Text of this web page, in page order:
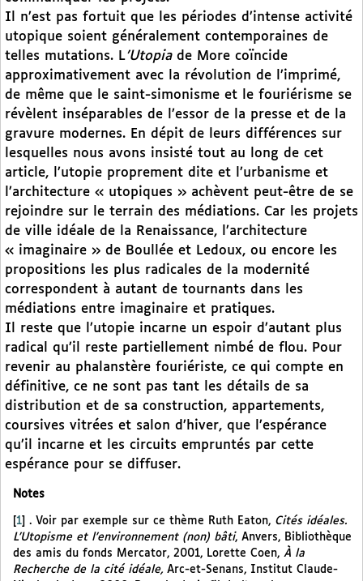
Il n’est pas fortuit que les périodes d’intense activité
utopique soient généralement contemporaines de
telles mutations. L’Utopiade More coïncide
approximativement avec la révolution de l’imprimé,
de même que le saint-simonisme et le fouriérisme se
révèlent inséparables de l’essor de la presse et de la
gravure modernes. En dépit de leurs différences sur
lesquelles nous avons insisté tout au long de cet
article, l’utopie proprement dite et l’urbanisme et
l’architecture « utopiques » achèvent peut-être de se
rejoindre sur le terrain des médiations. Car les projets
de ville idéale de la Renaissance, l’architecture
« imaginaire » de Boullée et Ledoux, ou encore les
propositions les plus radicales de la modernité
correspondent à autant de tournants dans les
médiations entre imaginaire et pratiques.
Il reste que l’utopie incarne un espoir d’autant plus
radical qu’il reste partiellement nimbé de flou. Pour
revenir au phalanstère fouriériste, ce qui compte en
définitive, ce ne sont pas tant les détails de sa
distribution et de sa construction, appartements,
coursives vitrées et salon d’hiver, que l’espérance
qu’il incarne et les circuits empruntés par cette
espérance pour se diffuser.
Notes
[1] . Voir par exemple sur ce thème Ruth Eaton, Cités idéales.
L’Utopisme et l’environnement (non) bâti, Anvers, Bibliothèque
des amis du fonds Mercator, 2001, Lorette Coen, À la
Recherche de la cité idéale, Arc-et-Senans, Institut Claude-